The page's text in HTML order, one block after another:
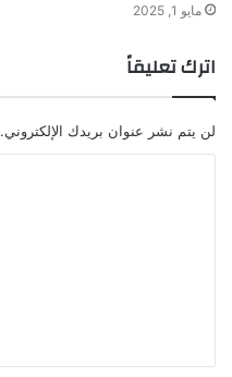
مايو 1, 2025
اترك تعليقاً
لن يتم نشر عنوان بريدك الإلكتروني.
ق